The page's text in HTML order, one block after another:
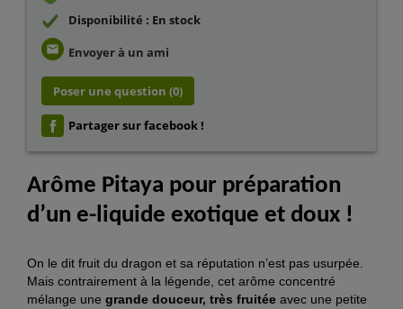
Disponibilité : En stock
email Envoyer à un ami
Poser une question (0)
Partager sur facebook !
Arôme Pitaya pour préparation
d’un e-liquide exotique et doux !
On le dit fruit du dragon et sa réputation n’est pas usurpée.
Mais contrairement à la légende, cet arôme concentré
mélange une grande douceur, très fruitée avec une petite